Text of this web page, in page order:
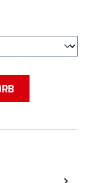
Wert ein